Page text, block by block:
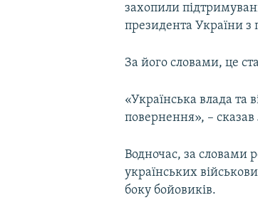
захопили
президента України
За його словами, це
«Українська влада та
повернення», –
Водночас, за словами
українських
боку бойовиків.